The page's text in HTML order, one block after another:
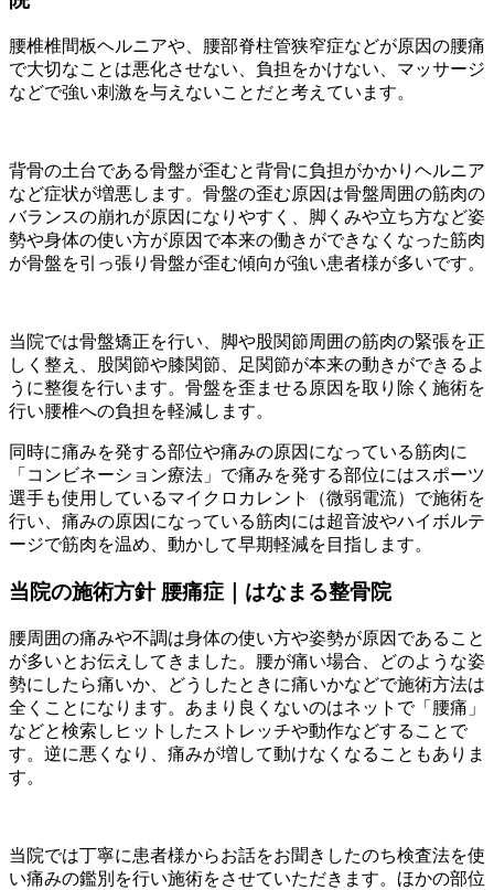
腰椎椎間板ヘルニアや、腰部脊柱管狭窄症などが原因の腰痛
で大切なことは悪化させない、負担をかけない、マッサージ
などで強い刺激を与えないことだと考えています。
背骨の土台である骨盤が歪むと背骨に負担がかかりヘルニア
など症状が増悪します。骨盤の歪む原因は骨盤周囲の筋肉の
バランスの崩れが原因になりやすく、脚くみや立ち方など姿
勢や身体の使い方が原因で本来の働きができなくなった筋肉
が骨盤を引っ張り骨盤が歪む傾向が強い患者様が多いです。
当院では骨盤矯正を行い、脚や股関節周囲の筋肉の緊張を正
しく整え、股関節や膝関節、足関節が本来の動きができるよ
うに整復を行います。骨盤を歪ませる原因を取り除く施術を
行い腰椎への負担を軽減します。
同時に痛みを発する部位や痛みの原因になっている筋肉に
「コンビネーション療法」で痛みを発する部位にはスポーツ
選手も使用しているマイクロカレント（微弱電流）で施術を
行い、痛みの原因になっている筋肉には超音波やハイボルテ
ージで筋肉を温め、動かして早期軽減を目指します。
当院の施術方針 腰痛症｜はなまる整骨院
腰周囲の痛みや不調は身体の使い方や姿勢が原因であること
が多いとお伝えしてきました。腰が痛い場合、どのような姿
勢にしたら痛いか、どうしたときに痛いかなどで施術方法は
全くことになります。あまり良くないのはネットで「腰痛」
などと検索しヒットしたストレッチや動作などすることで
す。逆に悪くなり、痛みが増して動けなくなることもありま
す。
当院では丁寧に患者様からお話をお聞きしたのち検査法を使
い痛みの鑑別を行い施術をさせていただきます。ほかの部位